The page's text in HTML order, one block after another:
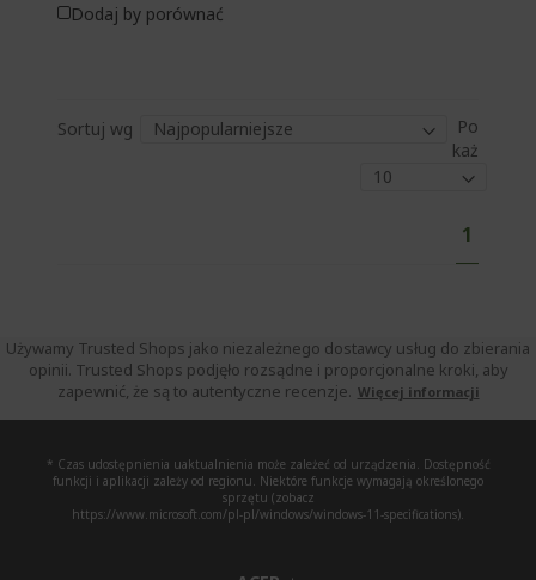
Dodaj by porównać
Sortuj wg
Po
każ
r
A
k
a
l
n
e
c
z
1
Używamy Trusted Shops jako niezależnego dostawcy usług do zbierania
opinii. Trusted Shops podjęło rozsądne i proporcjonalne kroki, aby
zapewnić, że są to autentyczne recenzje. Więcej informacji
* Czas udostępnienia uaktualnienia może zależeć od urządzenia. Dostępność
funkcji i aplikacji zależy od regionu. Niektóre funkcje wymagają określonego
sprzętu (zobacz
https://www.microsoft.com/pl-pl/windows/windows-11-specifications).